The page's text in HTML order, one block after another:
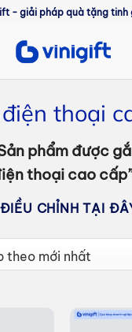
- giải pháp quà tặng tinh
thoại
phẩm được
thoại cao
ĐIỀU CHỈNH TẠI